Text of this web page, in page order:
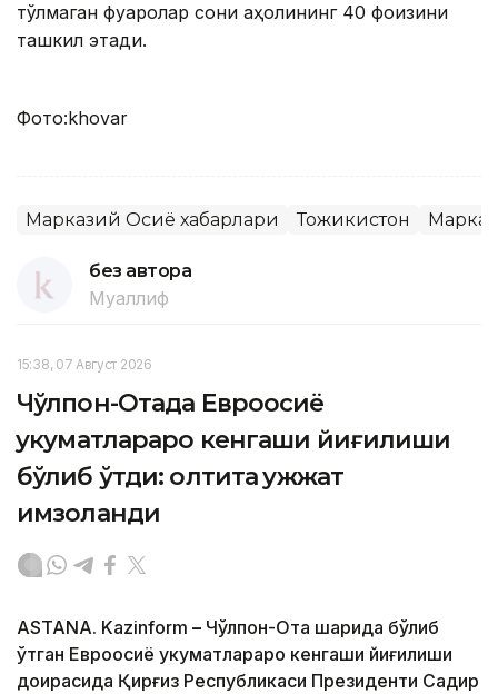
тўлмаган фуқаролар сони аҳолининг 40 фоизини
ташкил этади.
Фото:khovar
Марказий Осиё хабарлари Тожикистон
без автора
Муаллиф
15:38, 07 Август 2026
Чўлпон-Отада Евроосиё
ҳукуматлараро кенгаши йиғилиши
бўлиб ўтди: олтита ҳужжат
имзоланди
ASTANA. Kazinform – Чўлпон-Ота шаҳрида бўлиб
ўтган Евроосиё ҳукуматлараро кенгаши йиғилиши
доирасида Қирғиз Республикаси Президенти Садир